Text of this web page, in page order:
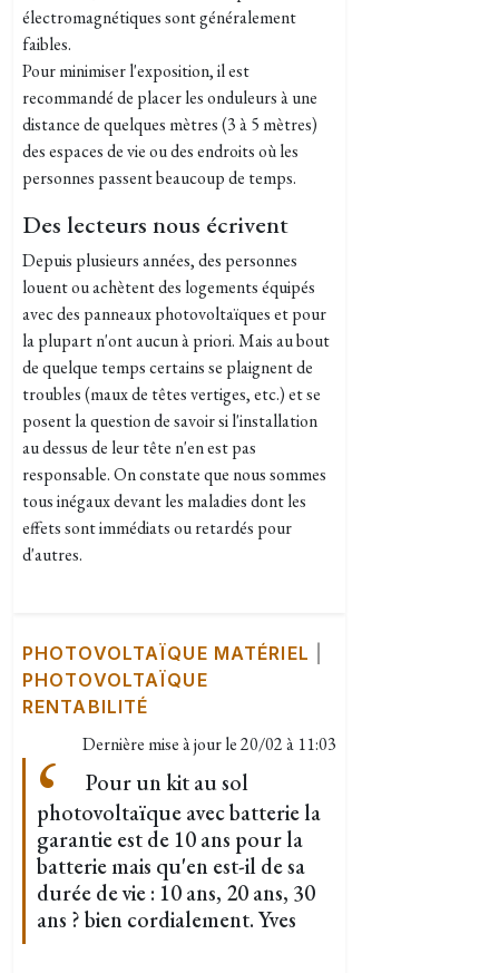
électromagnétiques sont généralement
faibles.
Pour minimiser l'exposition, il est
recommandé de placer les onduleurs à une
distance de quelques mètres (3 à 5 mètres)
des espaces de vie ou des endroits où les
personnes passent beaucoup de temps.
Des lecteurs nous écrivent
Depuis plusieurs années, des personnes
louent ou achètent des logements équipés
avec des panneaux photovoltaïques et pour
la plupart n'ont aucun à priori. Mais au bout
de quelque temps certains se plaignent de
troubles (maux de têtes vertiges, etc.) et se
posent la question de savoir si l'installation
au dessus de leur tête n'en est pas
responsable. On constate que nous sommes
tous inégaux devant les maladies dont les
effets sont immédiats ou retardés pour
d'autres.
PHOTOVOLTAÏQUE MATÉRIEL
PHOTOVOLTAÏQUE
RENTABILITÉ
Dernière mise à jour le20/02 à 11:03
Pour un kit au sol
photovoltaïque avec batterie la
garantie est de 10 ans pour la
batterie mais qu'en est-il de sa
durée de vie : 10 ans, 20 ans, 30
ans ? bien cordialement. Yves